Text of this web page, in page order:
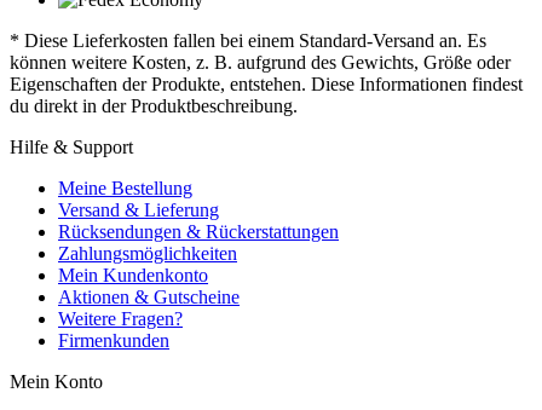
* Diese Lieferkosten fallen bei einem Standard-Versand an. Es
können weitere Kosten, z. B. aufgrund des Gewichts, Größe oder
Eigenschaften der Produkte, entstehen. Diese Informationen findest
du direkt in der Produktbeschreibung.
Hilfe & Support
Meine Bestellung
Versand & Lieferung
Rücksendungen & Rückerstattungen
Zahlungsmöglichkeiten
Mein Kundenkonto
Aktionen & Gutscheine
Weitere Fragen?
Firmenkunden
Mein Konto